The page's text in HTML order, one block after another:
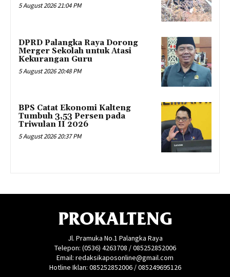
5 August 2026 21:04 PM
DPRD Palangka Raya Dorong
Merger Sekolah untuk Atasi
Kekurangan Guru
5 August 2026 20:48 PM
BPS Catat Ekonomi Kalteng
Tumbuh 3,53 Persen pada
Triwulan II 2026
5 August 2026 20:37 PM
PROKALTENG
Jl. Pramuka No.1 Palangka Raya
Telepon: (0536) 4263708 / 085252852006
Email: redaksikaposonline@gmail.com
Hotline Iklan: 085252852006 / 085249695126